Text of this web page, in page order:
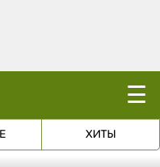
☰
ХИТЫ